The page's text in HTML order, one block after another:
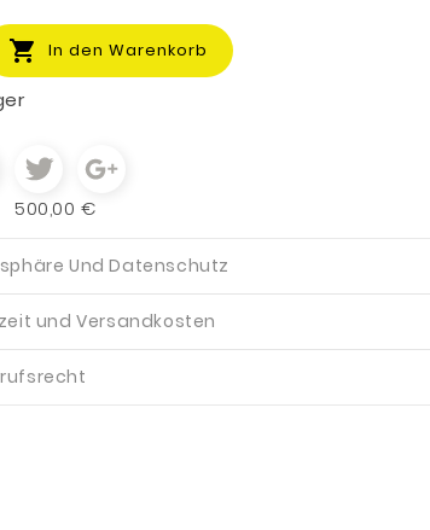
 In den Warenkorb
500,00 €
Und Datenschutz
und Versandkosten